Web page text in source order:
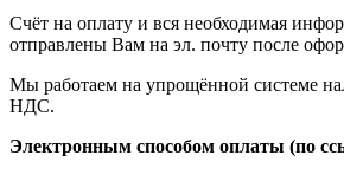
Счёт на оплату и вся необходимая
отправлены Вам на эл. почту после
Мы работаем на упрощённой системе
НДС.
Электронным способом оплаты (по